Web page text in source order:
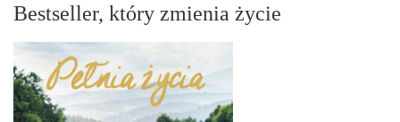
Bestseller, który zmienia życie